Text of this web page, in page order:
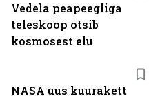
Vedela peapeegliga
teleskoop otsib
kosmosest elu
NASA uus kuurakett